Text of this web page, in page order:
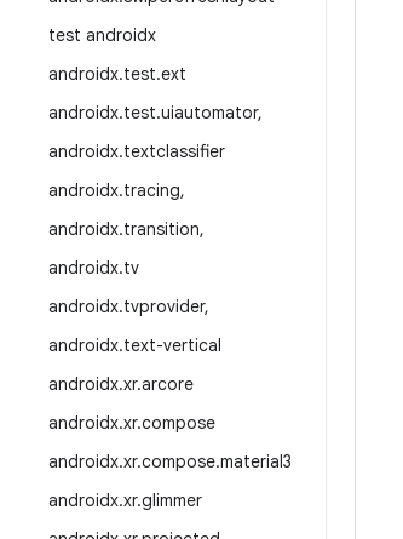
test androidx
androidx.test.ext
androidx.test.uiautomator,
androidx.textclassifier
androidx.tracing,
androidx.transition,
androidx.tv
androidx.tvprovider,
androidx.text-vertical
androidx.xr.arcore
androidx.xr.compose
androidx.xr.compose.material3
androidx.xr.glimmer